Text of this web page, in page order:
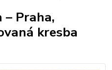
– Praha,
kresba